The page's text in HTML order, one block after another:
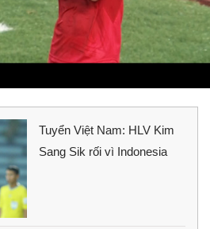
Tuyển Việt Nam: HLV Kim
Sang Sik rối vì Indonesia